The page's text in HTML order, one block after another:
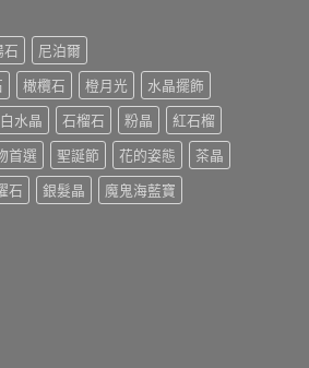
石
尼泊爾
橄欖石 橙月光
水晶擺飾
白水晶 石榴石 粉晶
紅石榴
首選 聖誕節 花的姿態
茶晶
石 銀髮晶
魔鬼海藍寶